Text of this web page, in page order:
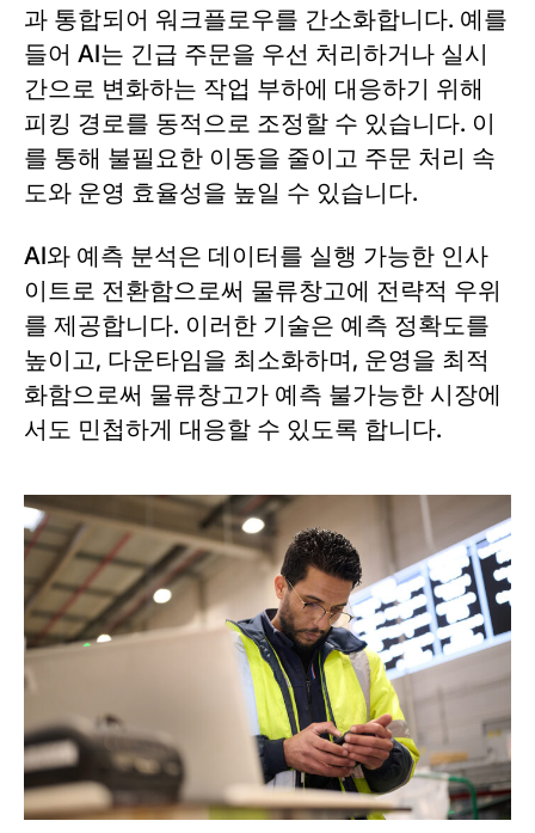
과 통합되어 워크플로우를 간소화합니다. 예를
들어 AI는 긴급 주문을 우선 처리하거나 실시
간으로 변화하는 작업 부하에 대응하기 위해
피킹 경로를 동적으로 조정할 수 있습니다. 이
를 통해 불필요한 이동을 줄이고 주문 처리 속
도와 운영 효율성을 높일 수 있습니다.
AI와 예측 분석은 데이터를 실행 가능한 인사
이트로 전환함으로써 물류창고에 전략적 우위
를 제공합니다. 이러한 기술은 예측 정확도를
높이고, 다운타임을 최소화하며, 운영을 최적
화함으로써 물류창고가 예측 불가능한 시장에
서도 민첩하게 대응할 수 있도록 합니다.